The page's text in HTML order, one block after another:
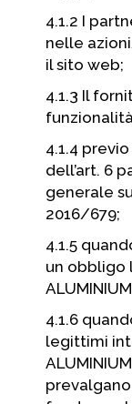
4.1.2 I
nelle
il sito web;
4.1.3 Il
4.1.4
dell’art. 6
generale
2016/679;
4.1.5
un obbligo
4.1.6
legittimi